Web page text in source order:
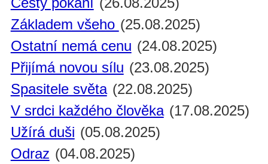
Základem všeho (25.08.2025)
Ostatní nemá cenu (24.08.2025)
Přijímá novou sílu (23.08.2025)
Spasitele světa (22.08.2025)
V srdci každého člověka (17.08.2025)
Užírá duši (05.08.2025)
Odraz (04.08.2025)